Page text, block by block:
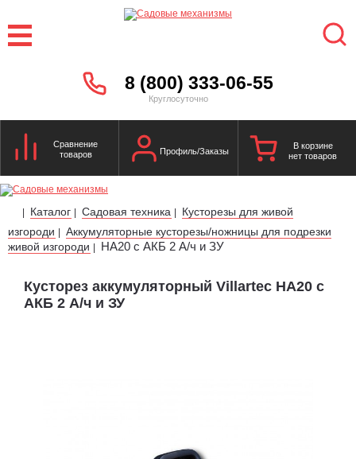
8 (800) 333-06-55
Круглосуточно
Сравнение
товаров
Профиль/Заказы
В корзине
нет товаров
| Каталог | Садовая техника |
Кусторезы для живой
изгороди | Аккумуляторные кусторезы/ножницы для подрезки
живой изгороди | HA20 с АКБ 2 А/ч и ЗУ
Кусторез аккумуляторный Villartec HA20 с
АКБ 2 А/ч и ЗУ